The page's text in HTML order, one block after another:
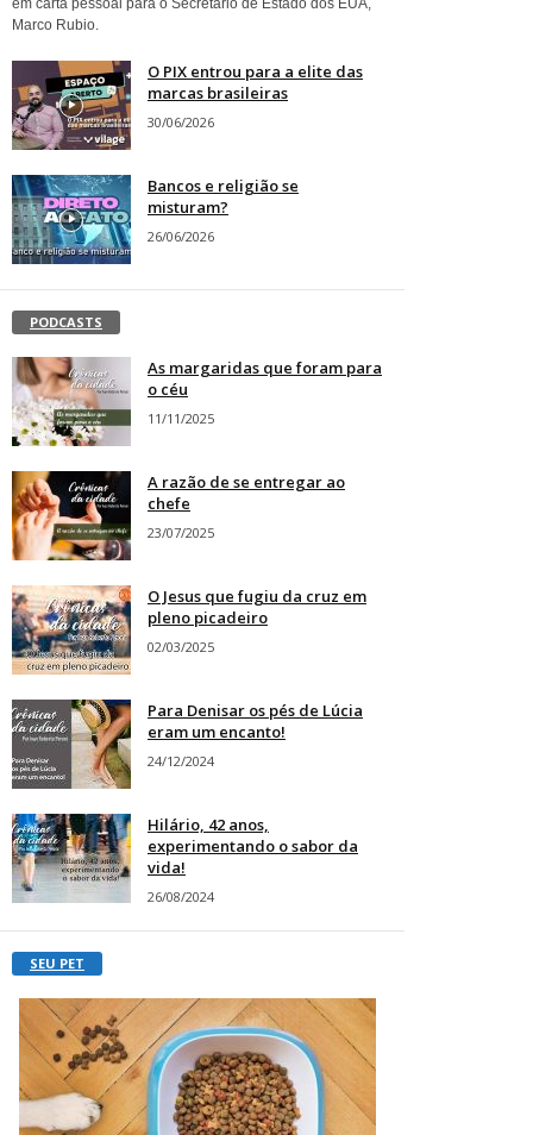
em carta pessoal para o Secretário de Estado dos EUA,
Marco Rubio.
O PIX entrou para a elite das
marcas brasileiras
30/06/2026
Bancos e religião se
misturam?
26/06/2026
PODCASTS
As margaridas que foram para
o céu
11/11/2025
A razão de se entregar ao
chefe
23/07/2025
O Jesus que fugiu da cruz em
pleno picadeiro
02/03/2025
Para Denisar os pés de Lúcia
eram um encanto!
24/12/2024
Hilário, 42 anos,
experimentando o sabor da
vida!
26/08/2024
SEU PET